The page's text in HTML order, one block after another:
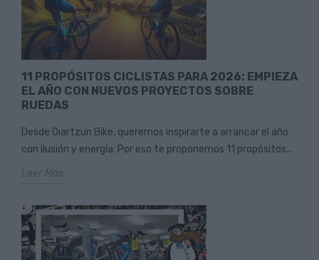
11 PROPÓSITOS CICLISTAS PARA 2026: EMPIEZA
EL AÑO CON NUEVOS PROYECTOS SOBRE
RUEDAS
Desde Oiartzun Bike, queremos inspirarte a arrancar el año
con ilusión y energía. Por eso te proponemos 11 propósitos...
Leer Más